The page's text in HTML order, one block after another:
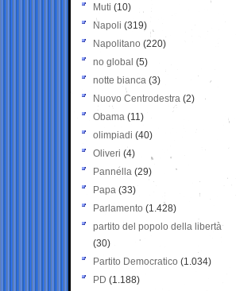
Muti (10)
Napoli (319)
Napolitano (220)
no global (5)
notte bianca (3)
Nuovo Centrodestra (2)
Obama (11)
olimpiadi (40)
Oliveri (4)
Pannella (29)
Papa (33)
Parlamento (1.428)
partito del popolo della libertà
(30)
Partito Democratico (1.034)
PD (1.188)